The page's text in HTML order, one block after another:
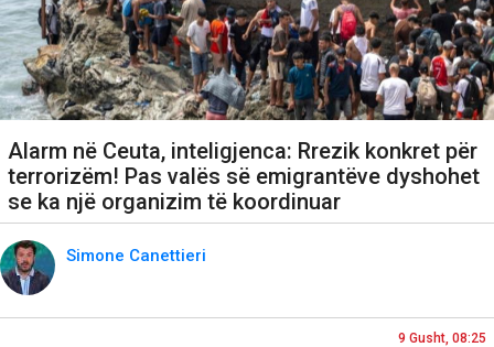
Alarm në Ceuta, inteligjenca: Rrezik konkret për
terrorizëm! Pas valës së emigrantëve dyshohet
se ka një organizim të koordinuar
Simone Canettieri
9 Gusht, 08:25